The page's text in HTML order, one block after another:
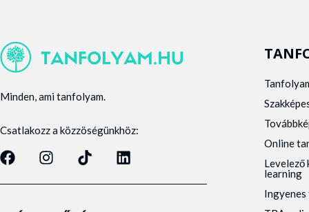
Minden, ami tanfolyam.
Csatlakozz a közzöségünkhöz:
Online
Levelező
learning
Ingyenes